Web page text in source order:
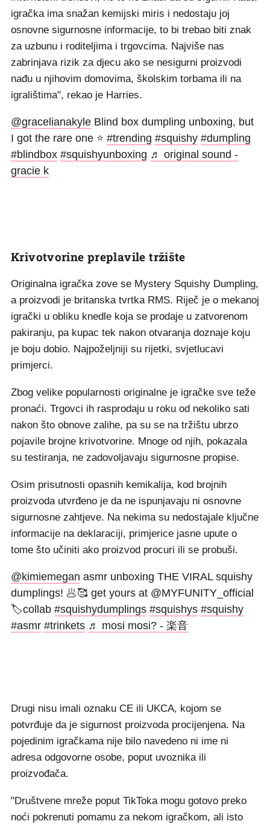
igračka ima snažan kemijski miris i nedostaju joj
osnovne sigurnosne informacije, to bi trebao biti znak
za uzbunu i roditeljima i trgovcima. Najviše nas
zabrinjava rizik za djecu ako se nesigurni proizvodi
nađu u njihovim domovima, školskim torbama ili na
igralištima", rekao je Harries.
@gracelianakyle Blind box dumpling unboxing, but
I got the rare one ⭐️ #trending #squishy #dumpling
#blindbox #squishyunboxing ♬ original sound -
gracie k
Krivotvorine preplavile tržište
Originalna igračka zove se Mystery Squishy Dumpling,
a proizvodi je britanska tvrtka RMS. Riječ je o mekanoj
igrački u obliku knedle koja se prodaje u zatvorenom
pakiranju, pa kupac tek nakon otvaranja doznaje koju
je boju dobio. Najpoželjniji su rijetki, svjetlucavi
primjerci.
Zbog velike popularnosti originalne je igračke sve teže
pronaći. Trgovci ih rasprodaju u roku od nekoliko sati
nakon što obnove zalihe, pa su se na tržištu ubrzo
pojavile brojne krivotvorine. Mnoge od njih, pokazala
su testiranja, ne zadovoljavaju sigurnosne propise.
Osim prisutnosti opasnih kemikalija, kod brojnih
proizvoda utvrđeno je da ne ispunjavaju ni osnovne
sigurnosne zahtjeve. Na nekima su nedostajale ključne
informacije na deklaraciji, primjerice jasne upute o
tome što učiniti ako proizvod procuri ili se probuši.
@kimiemegan asmr unboxing THE VIRAL squishy
dumplings! 🥟🥰 get yours at @MYFUNITY_official
🏷️collab #squishydumplings #squishys #squishy
#asmr #trinkets ♬ mosi mosi? - 楽音
Drugi nisu imali oznaku CE ili UKCA, kojom se
potvrđuje da je sigurnost proizvoda procijenjena. Na
pojedinim igračkama nije bilo navedeno ni ime ni
adresa odgovorne osobe, poput uvoznika ili
proizvođača.
"Društvene mreže poput TikToka mogu gotovo preko
noći pokrenuti pomamu za nekom igračkom, ali isto